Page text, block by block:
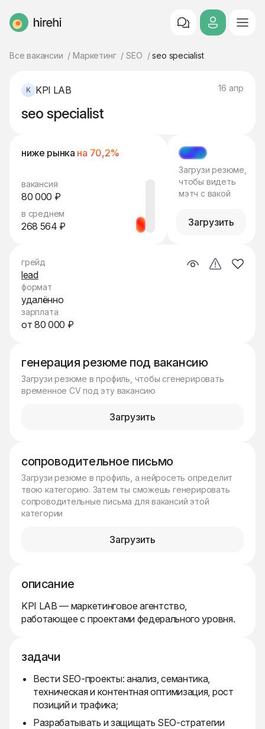
HireHi
Все вакансии Маркетинг SEO seo specialist
KPI LAB 16 апр
seo specialist
ниже рынка на 70,2%
вакансия
80 000 ₽
в среднем
268 564 ₽
МЭТЧ
Загрузи резюме,
чтобы видеть
мэтч с вакой
Загрузить
генерация резюме под вакансию
Загрузи резюме в профиль, чтобы сгенерировать
временное CV под эту вакансию
Загрузить
сопроводительное письмо
Загрузи резюме в профиль, а нейросеть определит
твою категорию. Затем ты сможешь генерировать
сопроводительные письма для вакансий этой
категории
Загрузить
описание
KPI LAB — маркетинговое агентство,
работающее с проектами федерального уровня.
задачи
Вести SEO-проекты: анализ, семантика,
техническая и контентная оптимизация, рост
позиций и трафика;
Разрабатывать и защищать SEO-стратегии
грейд
lead
формат
удалённо
зарплата
от 80 000 ₽